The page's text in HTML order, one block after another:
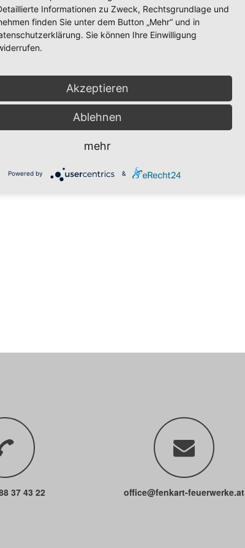
Search
37 43 22 office@fenkart-feuerwerke.at
Informationen zu Zweck, Rechtsgrundlage und
finden Sie unter dem Button „Mehr“ und in
Sie können Ihre Einwilligung
Akzeptieren
Ablehnen
mehr
Powered by &